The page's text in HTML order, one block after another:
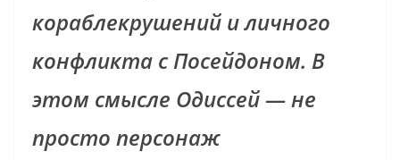
кораблекрушений и личного
конфликта с Посейдоном. В
этом смысле Одиссей — не
просто персонаж